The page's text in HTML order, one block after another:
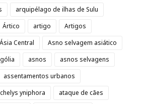
arquipélago de ilhas de Sulu
Ártico artigo
Artigos
Ásia Central
Asno selvagem asiático
asnos
asnos selvagens
assentamentos urbanos
yniphora
ataque de cães